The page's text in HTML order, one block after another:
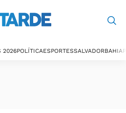
2026POLÍTICAESPORTESSALVADORBAHIA